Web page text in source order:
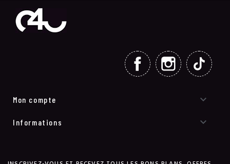
FACEBOOK INSTAGRAM
Mon compte 
Informations 